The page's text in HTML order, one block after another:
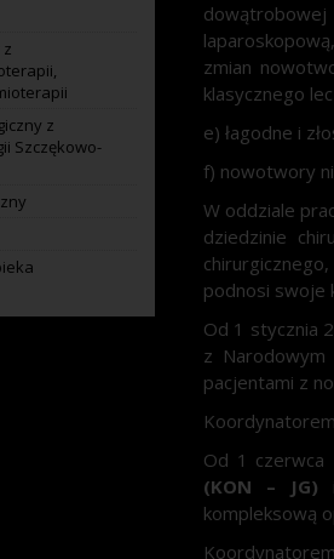
z
Szczękowo-
dowątrobowej
zmian
klasycznego
e) łagodne i
f) nowotwory
W oddziale
dziedzinie
podnosi swoje
Od 1 stycznia
z Narodowym
pacjentami z
Od 1
(KON – JG)
kompleksową